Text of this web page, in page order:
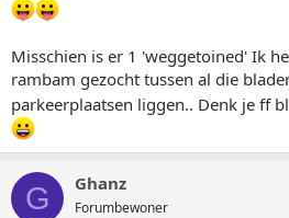
Misschien is er 1 'weggetoined' Ik
rambam gezocht tussen al die
parkeerplaatsen liggen.. Denk je ff
G Ghanz
Forumbewoner